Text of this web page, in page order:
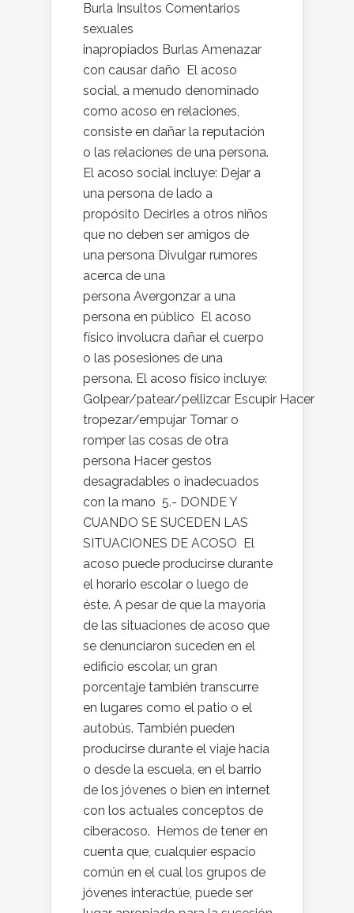
Burla Insultos Comentarios
sexuales
inapropiados Burlas Amenazar
con causar daño El acoso
social, a menudo denominado
como acoso en relaciones,
consiste en dañar la reputación
o las relaciones de una persona.
El acoso social incluye: Dejar a
una persona de lado a
propósito Decirles a otros niños
que no deben ser amigos de
una persona Divulgar rumores
acerca de una
persona Avergonzar a una
persona en público El acoso
físico involucra dañar el cuerpo
o las posesiones de una
persona. El acoso físico incluye:
Golpear/patear/pellizcar Escupir Hacer
tropezar/empujar Tomar o
romper las cosas de otra
persona Hacer gestos
desagradables o inadecuados
con la mano 5.- DONDE Y
CUANDO SE SUCEDEN LAS
SITUACIONES DE ACOSO El
acoso puede producirse durante
el horario escolar o luego de
éste. A pesar de que la mayoría
de las situaciones de acoso que
se denunciaron suceden en el
edificio escolar, un gran
porcentaje también transcurre
en lugares como el patio o el
autobús. También pueden
producirse durante el viaje hacia
o desde la escuela, en el barrio
de los jóvenes o bien en internet
con los actuales conceptos de
ciberacoso. Hemos de tener en
cuenta que, cualquier espacio
común en el cual los grupos de
jóvenes interactúe, puede ser